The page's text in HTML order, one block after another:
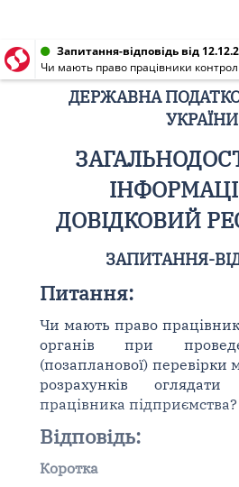
Запитання-відповідь від
ДЕРЖАВНА
УКРАЇНИ
ДОВІДКОВИЙ
ЗАПИТАННЯ-
Питання:
Чи мають право
органів при
(позапланової) перевірки
розрахунків
працівника підприємства?
Відповідь:
Коротка